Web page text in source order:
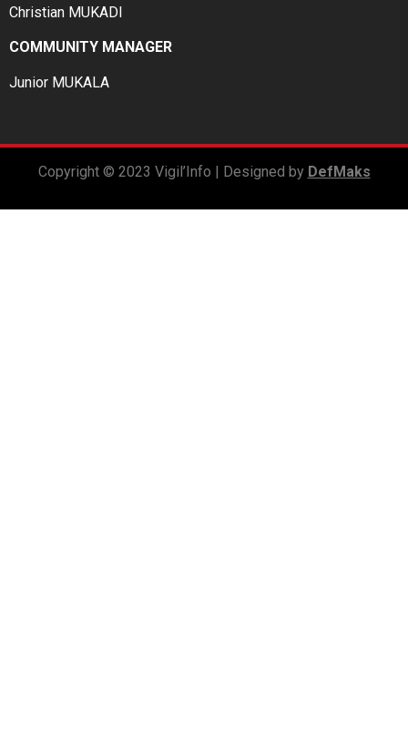
Christian MUKADI
COMMUNITY MANAGER
Junior MUKALA
Copyright © 2023 Vigil’Info | Designed by DefMaks